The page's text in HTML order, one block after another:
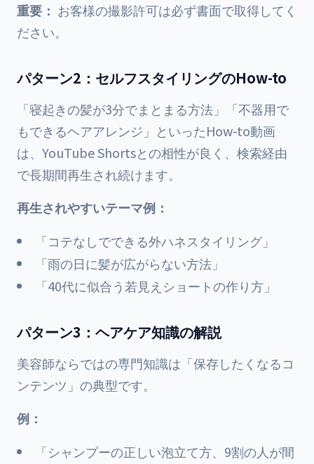
重要： お客様の撮影許可は必ず書面で取得してく
ださい。
パターン2：セルフスタイリングのHow-to
「寝起きの髪が3分でまとまる方法」「不器用で
もできるヘアアレンジ」といったHow-to動画
は、YouTube Shortsとの相性が良く、検索経由
で長期間再生され続けます。
再生されやすいテーマ例：
「コテなしでできる外ハネスタイリング」
「雨の日に髪が広がらない方法」
「40代に似合う若見えショートの作り方」
パターン3：ヘアケア知識の解説
美容師ならではの専門知識は「保存したくなるコ
ンテンツ」の典型です。
例：
「シャンプーの正しい泡立て方、9割の人が間